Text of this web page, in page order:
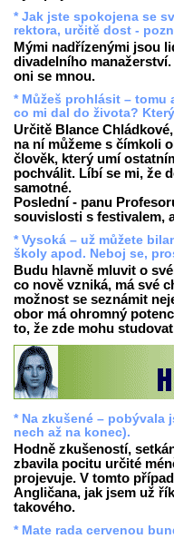
* Jak jste spokojena se
rektora, určitě dost -
Mými nadřízenými jsou
divadelního
oni se mnou.
* Můžeš prohlásit – tomu
co mi dal do života?
Určitě Blance
na ní můžeme s čímkoli
člověk, který umí
pochválit. Líbí se mi, že
samotné.
Poslední - panu
souvislosti s festivalem,
* Vysoká – už můžete
školy apod. Neboj se,
Budu hlavně mluvit o
co nově vzniká, má své
možnost se seznámit
obor má ohromný
to, že zde mohu
* Na zkušené – pobývala
nech až na konec).
Hodně zkušeností,
zbavila pocitu určité
projevuje. V tomto
Angličana, jak jsem už
takového.
* Mate rada cervenou